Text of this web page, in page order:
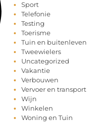
Sport
Telefonie
Testing
Toerisme
Tuin en buitenleven
Tweewielers
Uncategorized
Vakantie
Verbouwen
Vervoer en transport
Wijn
Winkelen
Woning en Tuin